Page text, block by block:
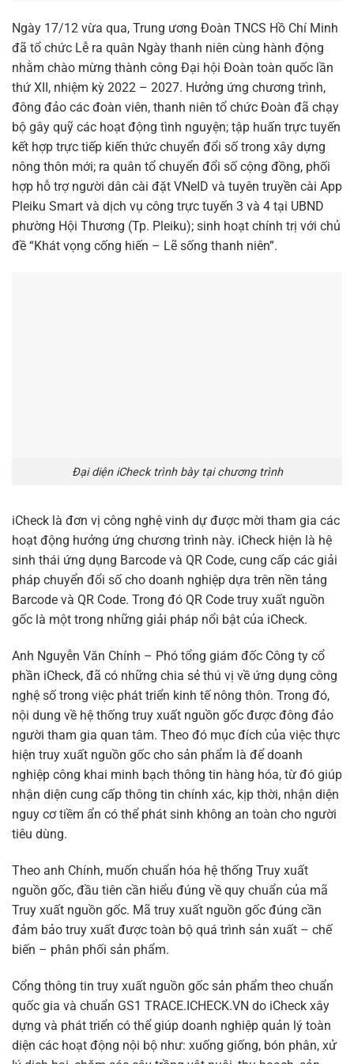
Ngày 17/12 vừa qua, Trung ương Đoàn TNCS Hồ Chí Minh
đã tổ chức Lễ ra quân Ngày thanh niên cùng hành động
nhằm chào mừng thành công Đại hội Đoàn toàn quốc lần
thứ XII, nhiệm kỳ 2022 – 2027. Hưởng ứng chương trình,
đông đảo các đoàn viên, thanh niên tổ chức Đoàn đã chạy
bộ gây quỹ các hoạt động tình nguyện; tập huấn trực tuyến
kết hợp trực tiếp kiến thức chuyển đổi số trong xây dựng
nông thôn mới; ra quân tổ chuyển đổi số cộng đồng, phối
hợp hỗ trợ người dân cài đặt VNeID và tuyên truyền cài App
Pleiku Smart và dịch vụ công trực tuyến 3 và 4 tại UBND
phường Hội Thương (Tp. Pleiku); sinh hoạt chính trị với chủ
đề “Khát vọng cống hiến – Lẽ sống thanh niên”.
Đại diện iCheck trình bày tại chương trình
iCheck là đơn vị công nghệ vinh dự được mời tham gia các
hoạt động hưởng ứng chương trình này. iCheck hiện là hệ
sinh thái ứng dụng Barcode và QR Code, cung cấp các giải
pháp chuyển đổi số cho doanh nghiệp dựa trên nền tảng
Barcode và QR Code. Trong đó QR Code truy xuất nguồn
gốc là một trong những giải pháp nổi bật của iCheck.
Anh Nguyễn Văn Chính – Phó tổng giám đốc Công ty cổ
phần iCheck, đã có những chia sẻ thú vị về ứng dụng công
nghệ số trong việc phát triển kinh tế nông thôn. Trong đó,
nội dung về hệ thống truy xuất nguồn gốc được đông đảo
người tham gia quan tâm. Theo đó mục đích của việc thực
hiện truy xuất nguồn gốc cho sản phẩm là để doanh
nghiệp công khai minh bạch thông tin hàng hóa, từ đó giúp
nhận diện cung cấp thông tin chính xác, kịp thời, nhận diện
nguy cơ tiềm ẩn có thể phát sinh không an toàn cho người
tiêu dùng.
Theo anh Chính, muốn chuẩn hóa hệ thống Truy xuất
nguồn gốc, đầu tiên cần hiểu đúng về quy chuẩn của mã
Truy xuất nguồn gốc. Mã truy xuất nguồn gốc đúng cần
đảm bảo truy xuất được toàn bộ quá trình sản xuất – chế
biến – phân phối sản phẩm.
Cổng thông tin truy xuất nguồn gốc sản phẩm theo chuẩn
quốc gia và chuẩn GS1 TRACE.ICHECK.VN do iCheck xây
dựng và phát triển có thể giúp doanh nghiệp quản lý toàn
diện các hoạt động nội bộ như: xuống giống, bón phân, xử